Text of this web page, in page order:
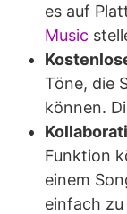
es auf
Music
Töne, die
können.
Funktion
einem
einfach